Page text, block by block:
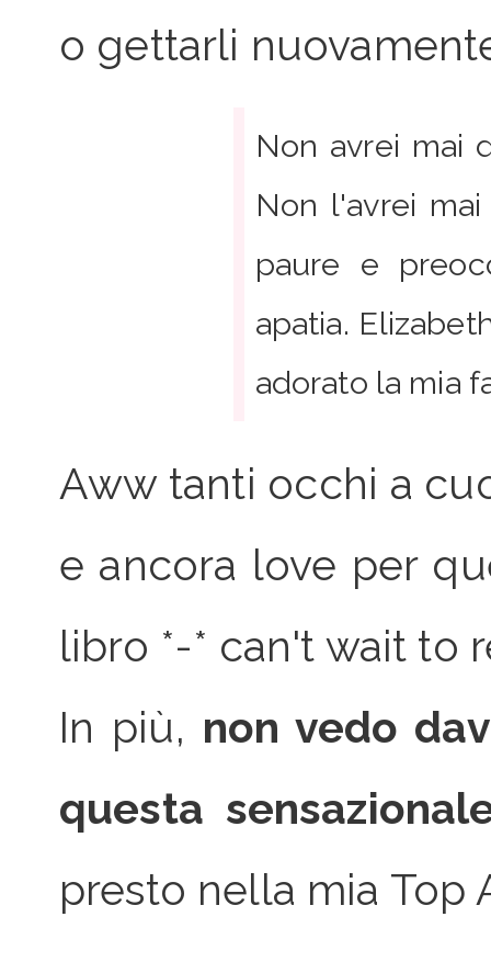
o gettarli
Non avrei mai
Non l'avrei
paure e
apatia.
adorato la mia
Aww tanti occhi a
e ancora love per
libro *-* can't wait to
In più, non vedo
questa
presto nella mia Top